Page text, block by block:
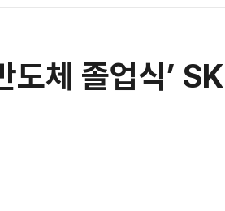
체 졸업식’ SK